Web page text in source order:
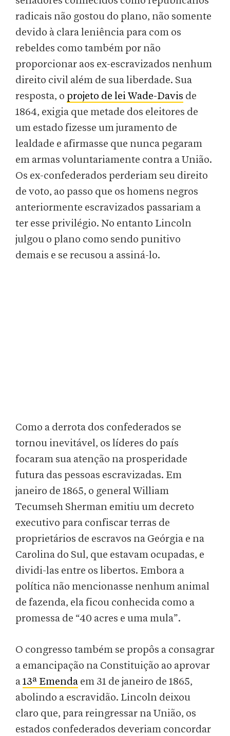
radicais não gostou do plano, não somente
devido à clara leniência para com os
rebeldes como também por não
proporcionar aos ex-escravizados nenhum
direito civil além de sua liberdade. Sua
resposta, o projeto de lei Wade-Davis de
1864, exigia que metade dos eleitores de
um estado fizesse um juramento de
lealdade e afirmasse que nunca pegaram
em armas voluntariamente contra a União.
Os ex-confederados perderiam seu direito
de voto, ao passo que os homens negros
anteriormente escravizados passariam a
ter esse privilégio. No entanto Lincoln
julgou o plano como sendo punitivo
demais e se recusou a assiná-lo.
Como a derrota dos confederados se
tornou inevitável, os líderes do país
focaram sua atenção na prosperidade
futura das pessoas escravizadas. Em
janeiro de 1865, o general William
Tecumseh Sherman emitiu um decreto
executivo para confiscar terras de
proprietários de escravos na Geórgia e na
Carolina do Sul, que estavam ocupadas, e
dividi-las entre os libertos. Embora a
política não mencionasse nenhum animal
de fazenda, ela ficou conhecida como a
promessa de “40 acres e uma mula”.
O congresso também se propôs a consagrar
a emancipação na Constituição ao aprovar
a13ª Emenda em 31 de janeiro de 1865,
abolindo a escravidão. Lincoln deixou
claro que, para reingressar na União, os
estados confederados deveriam concordar